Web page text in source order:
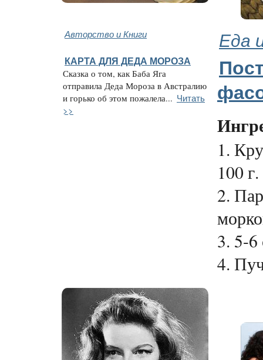
Авторство и Книги Еда
КАРТА ДЛЯ ДЕДА МОРОЗА
Сказка о том, как Баба Яга
отправила Деда Мороза в Австралию
и горько об этом пожалела... Читать
>>
1.
100 г.
2.
3. 5-6
4.